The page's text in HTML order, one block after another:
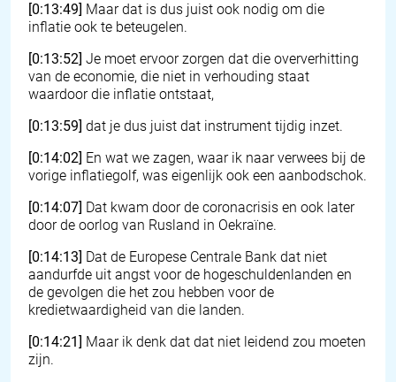
[0:13:49] Maar dat is dus juist ook nodig om die
inflatie ook te beteugelen.
[0:13:52] Je moet ervoor zorgen dat die oververhitting
van de economie, die niet in verhouding staat
waardoor die inflatie ontstaat,
[0:13:59] dat je dus juist dat instrument tijdig inzet.
[0:14:02] En wat we zagen, waar ik naar verwees bij de
vorige inflatiegolf, was eigenlijk ook een aanbodschok.
[0:14:07] Dat kwam door de coronacrisis en ook later
door de oorlog van Rusland in Oekraïne.
[0:14:13] Dat de Europese Centrale Bank dat niet
aandurfde uit angst voor de hogeschuldenlanden en
de gevolgen die het zou hebben voor de
kredietwaardigheid van die landen.
[0:14:21] Maar ik denk dat dat niet leidend zou moeten
zijn.